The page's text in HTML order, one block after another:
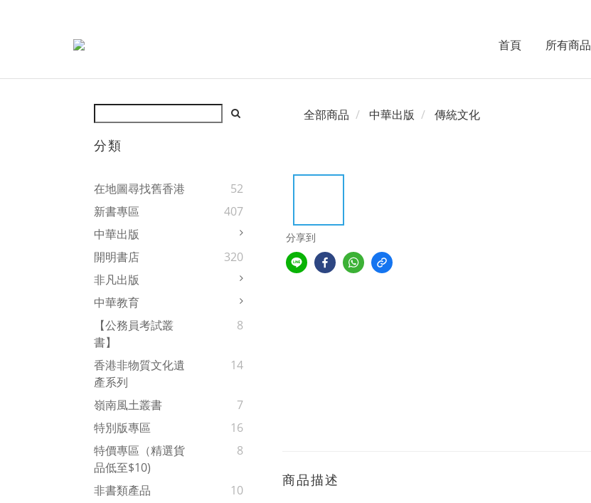
首頁 所有商品
分類
在地圖尋找舊香港
52
新書專區
407
中華出版
開明書店
320
非凡出版
中華教育
【公務員考試叢
書】
8
香港非物質文化遺
產系列
14
嶺南風土叢書
7
特別版專區
16
特價專區（精選貨
品低至$10)
8
非書類產品
10
全部商品 中華出版 傳統文化
分享到
商品描述